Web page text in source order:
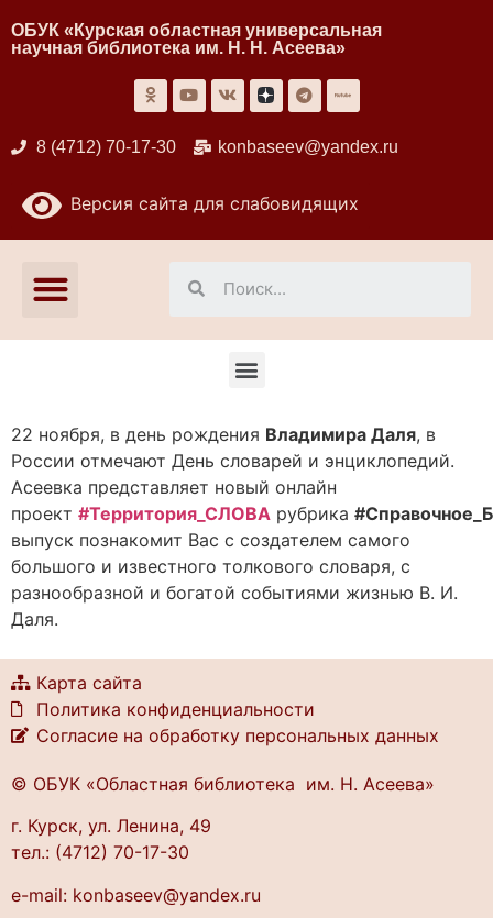
ОБУК «Курская областная универсальная
научная библиотека им. Н. Н. Асеева»
8 (4712) 70-17-30 konbaseev@yandex.ru
Версия сайта для слабовидящих
22 ноября, в день рождения Владимира Даля, в
России отмечают День словарей и энциклопедий.
Асеевка представляет новый онлайн
проект #Территория_СЛОВА рубрика
выпуск познакомит Вас с создателем самого
большого и известного толкового словаря, с
разнообразной и богатой событиями жизнью В. И.
Даля.
Карта сайта
Политика конфиденциальности
Согласие на обработку персональных данных
© ОБУК «Областная библиотека им. Н. Асеева»
г. Курск, ул. Ленина, 49
тел.: (4712) 70-17-30
e-mail: konbaseev@yandex.ru